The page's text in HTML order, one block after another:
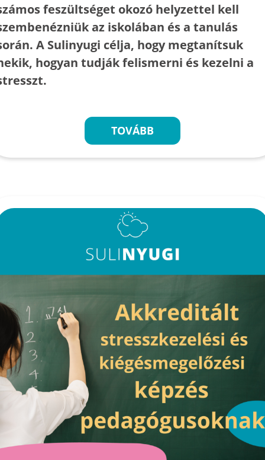
feszültséget okozó helyzettel kell
az iskolában és a tanulás
A Sulinyugi célja, hogy megtanítsuk
hogyan tudják felismerni és kezelni a
TOVÁBB